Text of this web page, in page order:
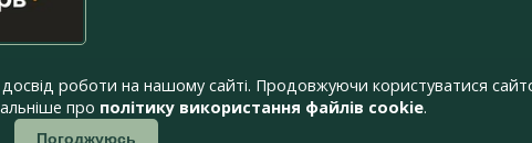
роботи на нашому сайті. Продовжуючи користуватися
про політику використання файлів cookie.
Погоджуюсь